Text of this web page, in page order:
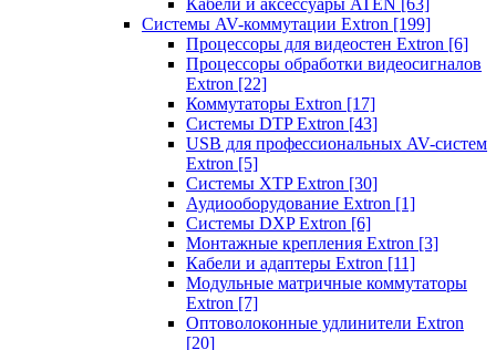
Кабели и аксессуары ATEN [63]
Системы AV-коммутации Extron [199]
Процессоры для видеостен Extron [6]
Процессоры обработки видеосигналов
Extron [22]
Коммутаторы Extron [17]
Системы DTP Extron [43]
USB для профессиональных AV-систем
Extron [5]
Системы XTP Extron [30]
Аудиооборудование Extron [1]
Системы DXP Extron [6]
Монтажные крепления Extron [3]
Кабели и адаптеры Extron [11]
Модульные матричные коммутаторы
Extron [7]
Оптоволоконные удлинители Extron
[20]